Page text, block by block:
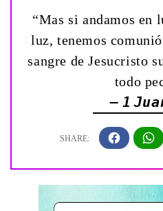
“Mas si andamos en
luz, tenemos
sangre de Jesucristo
todo
— 1